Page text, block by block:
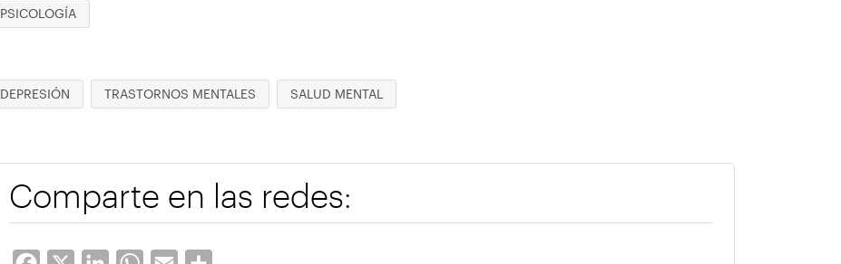
PSICOLOGÍA
DEPRESIÓN TRASTORNOS MENTALES SALUD MENTAL
Comparte en las redes: